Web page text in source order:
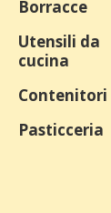
Borracce
Utensili da
cucina
Contenitori
Pasticceria